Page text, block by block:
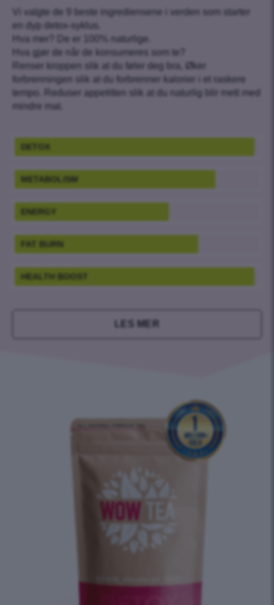
Vi valgte de 9 beste ingrediensene i verden som starter
en dyp detox-syklus.
Hva mer? De er 100% naturlige.
Hva gjør de når de konsumeres som te?
Renser kroppen slik at du føler deg bra, Øker
forbrenningen slik at du forbrenner kalorier i et raskere
tempo. Reduser appetitten slik at du naturlig blir mett med
mindre mat.
DETOX
METABOLISM
ENERGY
FAT BURN
HEALTH BOOST
LES MER